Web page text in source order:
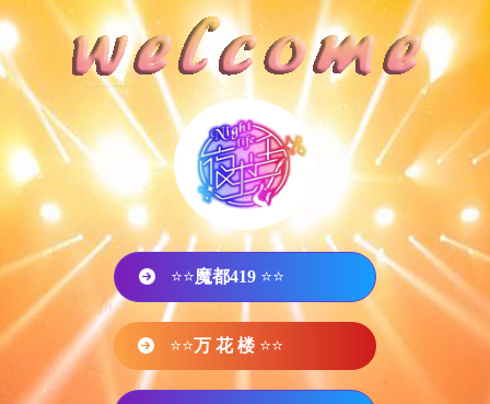
⭐⭐魔都419 ⭐⭐
⭐⭐万 花 楼 ⭐⭐